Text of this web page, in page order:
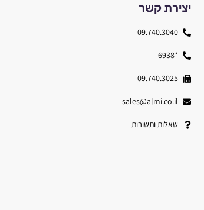
יצירת קשר
09.740.3040
*6938
09.740.3025
sales@almi.co.il
שאלות ותשובות